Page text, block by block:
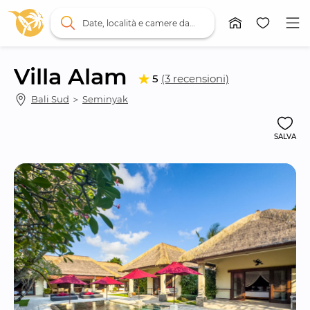
Villa Alam 5 (3 recensioni)
Bali Sud ＞ Seminyak
SALVA